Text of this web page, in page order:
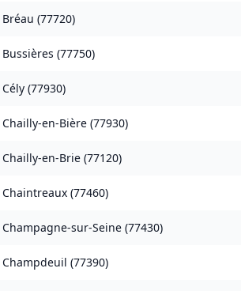
Bréau (77720)
Bussières (77750)
Cély (77930)
Chailly-en-Bière (77930)
Chailly-en-Brie (77120)
Chaintreaux (77460)
Champagne-sur-Seine (77430)
Champdeuil (77390)